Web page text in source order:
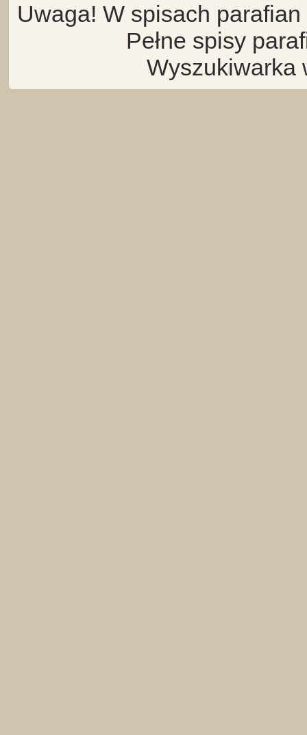
Uwaga! W spisach
Pełne spisy
Wyszukiwarka